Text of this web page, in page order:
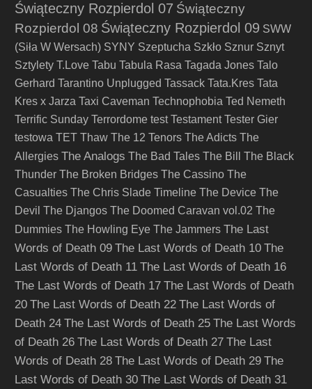
Świąteczny Rozpierdol 07 Świąteczny
Rozpierdol 08 Świąteczny Rozpierdol 09 SWW
(Siła W Wersach) SYNY Szeptucha Szkło Sznur Sznyt
Sztylety T.Love Tabu Tabula Rasa Tagada Jones Talo
Gerhard Tarantino Unplugged Tassack Tata.Kres Tata
Kres x Jarza Taxi Caveman Technophobia Ted Nemeth
Terrific Sunday Terrordome test Testament Tester Gier
testowa TET Thaw The 12 Tenors The Adicts The
Allergies The Analogs The Bad Tales The Bill
The Black
Thunder The Broken Bridges The Cassino The
Casualties The Chris Slade Timeline The Device The
Devil The Djangos The Doomed Caravan vol.02 The
Dummies The Howling Eye The Jammers The Last
Words of Death 09 The Last Words of Death 10 The
Last Words of Death 11 The Last Words of Death 16
The Last Words of Death 17 The Last Words of Death
20 The Last Words of Death 22 The Last Words of
Death 24 The Last Words of Death 25 The Last Words
of Death 26 The Last Words of Death 27 The Last
Words of Death 28 The Last Words of Death 29 The
Last Words of Death 30 The Last Words of Death 31